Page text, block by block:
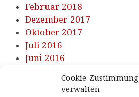
Cookie-Zustimmung
verwalten
Februar 2018
Dezember 2017
Oktober 2017
Juli 2016
Juni 2016
KATEGORIEN